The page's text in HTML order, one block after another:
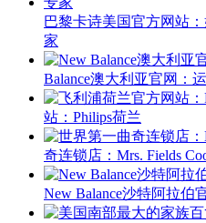
巴黎卡诗美国官方网站
家
Balance澳大利亚官网：
站：Philips荷兰
奇连锁店：Mrs. Fields
New Balance沙特阿拉伯